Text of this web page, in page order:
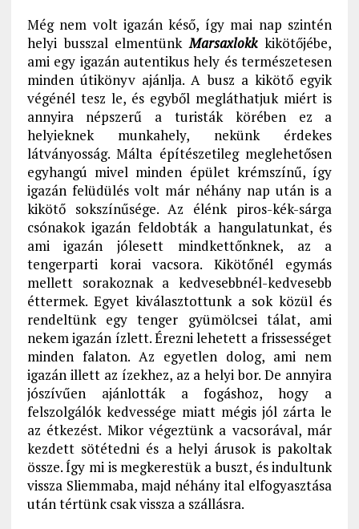
Még nem volt igazán késő, így mai nap szintén
helyi busszal elmentünkMarsaxlokkkikötőjébe,
ami egy igazán autentikus hely és természetesen
minden útikönyv ajánlja. A busz a kikötő egyik
végénél tesz le, és egyből megláthatjuk miért is
annyira népszerű a turisták körében ez a
helyieknek munkahely, nekünk érdekes
látványosság. Málta építészetileg meglehetősen
egyhangú mivel minden épület krémszínű, így
igazán felüdülés volt már néhány nap után is a
kikötő sokszínűsége. Az élénk piros-kék-sárga
csónakok igazán feldobták a hangulatunkat, és
ami igazán jólesett mindkettőnknek, az a
tengerparti korai vacsora. Kikötőnél egymás
mellett sorakoznak a kedvesebbnél-kedvesebb
éttermek. Egyet kiválasztottunk a sok közül és
rendeltünk egy tenger gyümölcsei tálat, ami
nekem igazán ízlett. Érezni lehetett a frissességet
minden falaton. Az egyetlen dolog, ami nem
igazán illett az ízekhez, az a helyi bor. De annyira
jószívűen ajánlották a fogáshoz, hogy a
felszolgálók kedvessége miatt mégis jól zárta le
az étkezést. Mikor végeztünk a vacsorával, már
kezdett sötétedni és a helyi árusok is pakoltak
össze. Így mi is megkerestük a buszt, és indultunk
vissza Sliemmaba, majd néhány ital elfogyasztása
után tértünk csak vissza a szállásra.